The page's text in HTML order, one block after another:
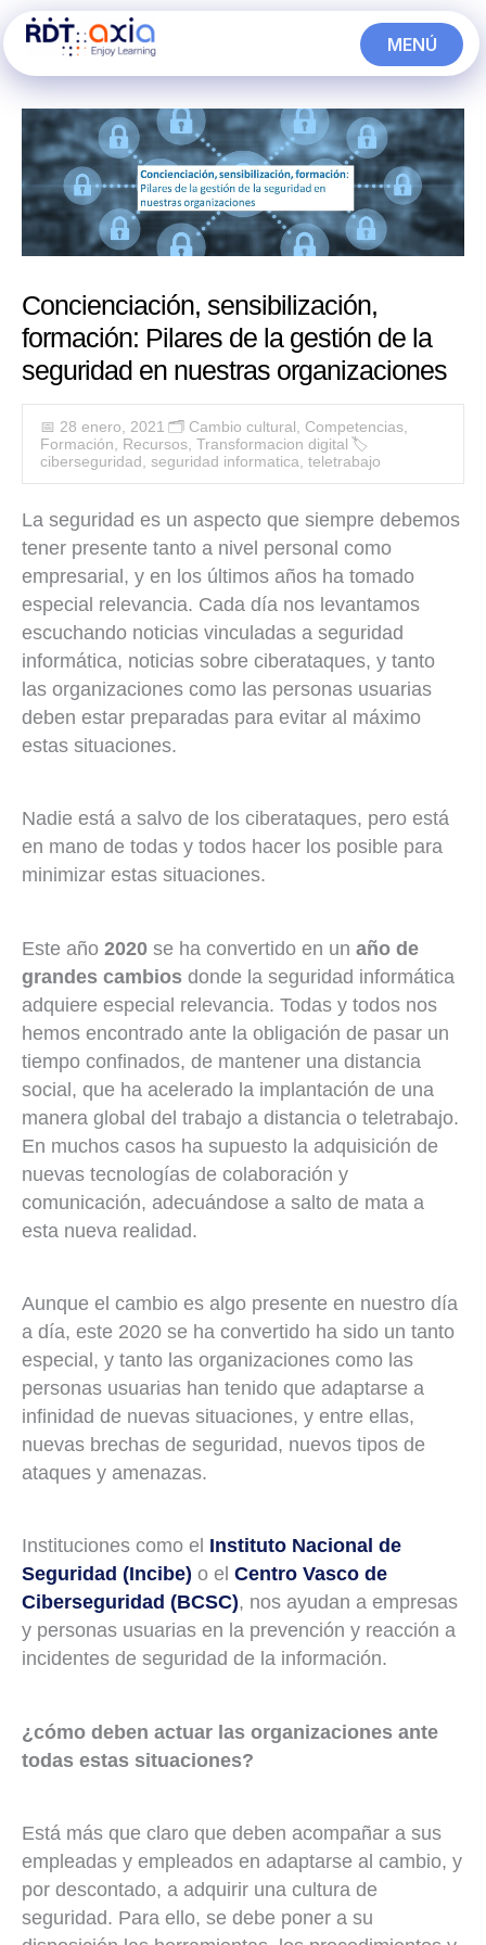
al
MENÚ
CERRAR
Concienciación, sensibilización,
formación: Pilares de la gestión de la
seguridad en nuestras organizaciones
📅 28 enero, 2021 🗂️ Cambio cultural Competencias
Formación
Recursos Transformacion digital 🏷
ciberseguridad seguridad informatica teletrabajo
La seguridad es un aspecto que siempre debemos
tener presente tanto a nivel personal como
empresarial, y en los últimos años ha tomado
especial relevancia. Cada día nos levantamos
escuchando noticias vinculadas a seguridad
informática, noticias sobre ciberataques, y tanto
las organizaciones como las personas usuarias
deben estar preparadas para evitar al máximo
estas situaciones.
Nadie está a salvo de los ciberataques, pero está
en mano de todas y todos hacer los posible para
minimizar estas situaciones.
Este año 2020 se ha convertido en un año de
grandes cambios donde la seguridad informática
adquiere especial relevancia. Todas y todos nos
hemos encontrado ante la obligación de pasar un
tiempo confinados, de mantener una distancia
social, que ha acelerado la implantación de una
manera global del trabajo a distancia o teletrabajo.
En muchos casos ha supuesto la adquisición de
nuevas tecnologías de colaboración y
comunicación, adecuándose a salto de mata a
esta nueva realidad.
Aunque el cambio es algo presente en nuestro día
a día, este 2020 se ha convertido ha sido un tanto
especial, y tanto las organizaciones como las
personas usuarias han tenido que adaptarse a
infinidad de nuevas situaciones, y entre ellas,
nuevas brechas de seguridad, nuevos tipos de
ataques y amenazas.
Instituciones como el Instituto Nacional de
Seguridad (Incibe) o el Centro Vasco de
Ciberseguridad (BCSC), nos ayudan a empresas
y personas usuarias en la prevención y reacción a
incidentes de seguridad de la información.
¿cómo deben actuar las organizaciones ante
todas estas situaciones?
Está más que claro que deben acompañar a sus
empleadas y empleados en adaptarse al cambio, y
por descontado, a adquirir una cultura de
seguridad. Para ello, se debe poner a su